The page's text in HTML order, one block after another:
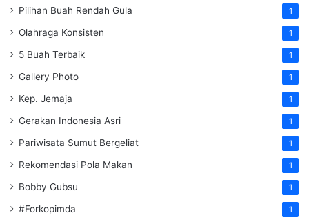
Pilihan Buah Rendah Gula 1
Olahraga Konsisten 1
5 Buah Terbaik 1
Gallery Photo 1
Kep. Jemaja 1
Gerakan Indonesia Asri 1
Pariwisata Sumut Bergeliat 1
Rekomendasi Pola Makan 1
Bobby Gubsu 1
#Forkopimda 1